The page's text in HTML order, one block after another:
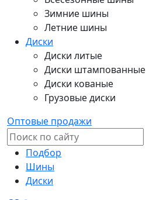
Зимние шины
Летние шины
Диски
Диски литые
Диски штампованные
Диски кованые
Грузовые диски
Оптовые продажи
Подбор
Шины
Диски